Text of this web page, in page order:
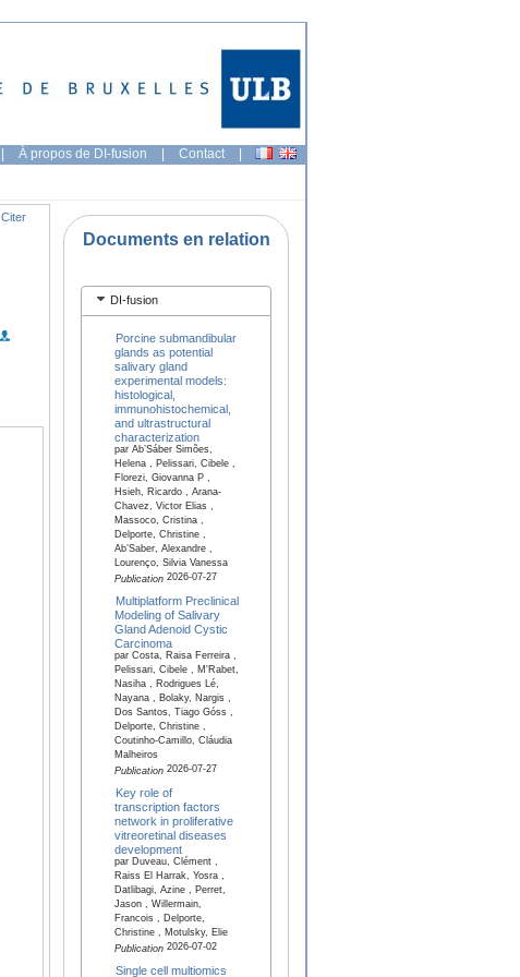
| À propos de DI-fusion | Contact |
Citer
Documents en relation
DI-fusion
Porcine submandibular
glands as potential
salivary gland
experimental models:
histological,
immunohistochemical,
and ultrastructural
characterization
par Ab’Sáber Simões,
Helena , Pelissari, Cibele ,
Florezi, Giovanna P ,
Hsieh, Ricardo , Arana-
Chavez, Victor Elias ,
Massoco, Cristina ,
Delporte, Christine ,
Ab’Saber, Alexandre ,
Lourenço, Silvia Vanessa
Publication2026-07-27
Multiplatform Preclinical
Modeling of Salivary
Gland Adenoid Cystic
Carcinoma
par Costa, Raisa Ferreira ,
Pelissari, Cibele , M'Rabet,
Nasiha , Rodrigues Lé,
Nayana , Bolaky, Nargis ,
Dos Santos, Tiago Góss ,
Delporte, Christine ,
Coutinho-Camillo, Cláudia
Malheiros
Publication2026-07-27
Key role of
transcription factors
network in proliferative
vitreoretinal diseases
development
par Duveau, Clément ,
Raiss El Harrak, Yosra ,
Datlibagi, Azine , Perret,
Jason , Willermain,
Francois , Delporte,
Christine , Motulsky, Elie
Publication2026-07-02
Single cell multiomics